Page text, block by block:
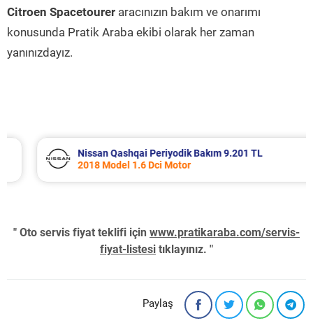
Citroen Spacetourer aracınızın bakım ve onarımı
konusunda Pratik Araba ekibi olarak her zaman
yanınızdayız.
Nissan Qashqai Periyodik Bakım 9.201 TL
2018 Model 1.6 Dci Motor
" Oto servis fiyat teklifi için www.pratikaraba.com/servis-
fiyat-listesi tıklayınız. "
Paylaş